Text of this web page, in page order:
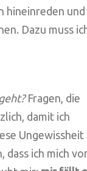
hineinreden und
Dazu muss
Fragen, die
damit ich
Ungewissheit
dass ich mich